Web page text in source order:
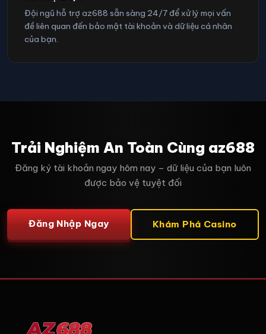
Đội ngũ hỗ trợ az688 sẵn sàng 24/7 để xử lý mọi vấn
đề liên quan đến bảo mật tài khoản và dữ liệu cá nhân
của bạn.
Trải Nghiệm An Toàn Cùng az688
Đăng ký tài khoản ngay hôm nay – dữ liệu của bạn luôn
được bảo vệ tuyệt đối
Đăng Nhập Ngay Khám Phá Casino